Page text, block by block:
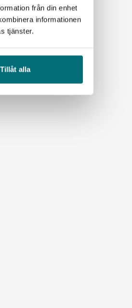
från din enhet
informationen
tjänster.
Tillåt alla